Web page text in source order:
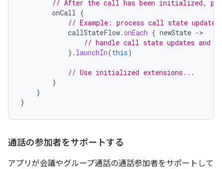
// After the call has been initialized,
onCall {
// Example: process call state updates
callStateFlow.onEach { newState -
// handle call state updates and
}. launchIn(this)
// Use initialized extensions...
}
}
}
通話の参加者をサポートする
アプリが会議やグループ通話の通話参加者をサポートして